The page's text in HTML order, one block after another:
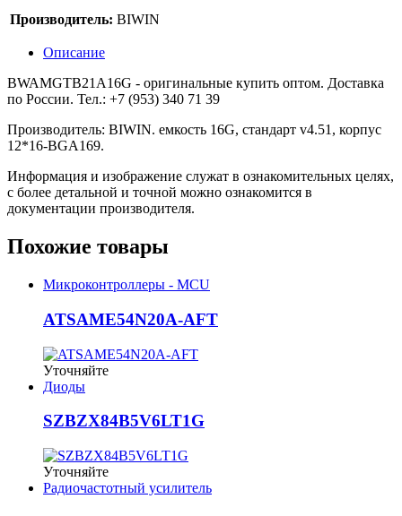
Производитель: BIWIN
Описание
BWAMGTB21A16G - оригинальные купить оптом. Доставка
по России. Тел.: +7 (953) 340 71 39
Производитель: BIWIN. емкость 16G, стандарт v4.51, корпус
12*16-BGA169.
Информация и изображение служат в ознакомительных целях,
с более детальной и точной можно ознакомится в
документации производителя.
Похожие товары
Микроконтроллеры - MCU
ATSAME54N20A-AFT
Уточняйте
Диоды
SZBZX84B5V6LT1G
Уточняйте
Радиочастотный усилитель